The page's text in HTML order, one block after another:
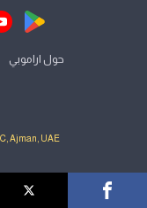
حول اراموبي
Ajman, UAE